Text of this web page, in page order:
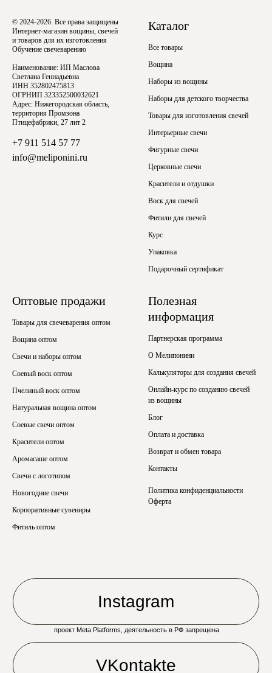
© 2024-2026. Все права защищены
Интернет-магазин вощины, свечей
и товаров для их изготовления
Обучение свечеварению
Наименование: ИП Маслова
Светлана Геннадьевна
ИНН 352802475813
ОГРНИП 323352500032621
Адрес: Нижегородская область,
территория Промзона
Птицефабрики, 27 лит 2
+7 911 514 57 77
info@meliponini.ru
Каталог
Все товары
Вощина
Наборы из вощины
Наборы для детского творчества
Товары для изготовления свечей
Интерьерные свечи
Фигурные свечи
Церковные свечи
Красители и отдушки
Воск для свечей
Фитили для свечей
Курс
Упаковка
Подарочный сертификат
Оптовые продажи
Товары для свечеварения оптом
Вощина оптом
Свечи и наборы оптом
Соевый воск оптом
Пчелиный воск оптом
Натуральная вощина оптом
Соевые свечи оптом
Красители оптом
Аромасаше оптом
Свечи с логотипом
Новогодние свечи
Корпоративные сувениры
Фитиль оптом
Полезная
информация
Партнерская программа
О Мелипонини
Калькуляторы для создания свечей
Онлайн-курс по созданию свечей
из вощины
Блог
Оплата и доставка
Возврат и обмен товара
Контакты
Политика конфиденциальности
Оферта